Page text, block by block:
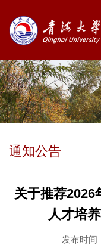
通知公告
关于推荐2026
人才培
发布时间